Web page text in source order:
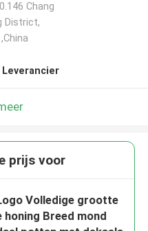
Chang
District,
prijs voor
Volledige grootte
honing Breed mond